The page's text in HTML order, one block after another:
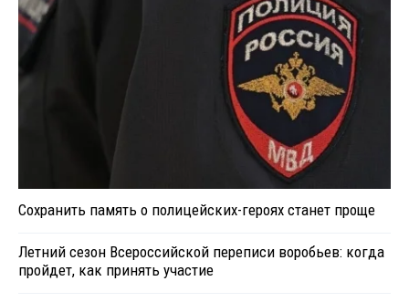
Сохранить память о полицейских-героях станет проще
Летний сезон Всероссийской переписи воробьев: когда
пройдет, как принять участие